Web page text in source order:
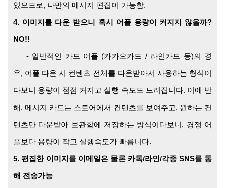
있으므로, 나만의 메시지 편집이 가능함.
4. 이미지를 다운 받으니 혹시 어플 용량이 커지지 않을까?
NO!!
- 일반적인 카드 어플 (카카오카드 / 라인카드 등)의 경
우, 어플 다운 시 컨텐츠 전체를 다운받아서 사용하는 형식이
다보니 용량이 점점 커지고 실행 속도도 느려집니다. 이에 반
해, 메시지 카드는 스토어에서 컨텐츠를 보여주고, 원하는 컨
텐츠만 다운받아 보관함에 저장하는 방식이다보니, 경쟁 어
플보다 용량이 작고 실행속도가 빠릅니다.
5. 편집한 이미지를 이메일은 물론 카톡/라인/각종 SNS를 통
해 전송가능